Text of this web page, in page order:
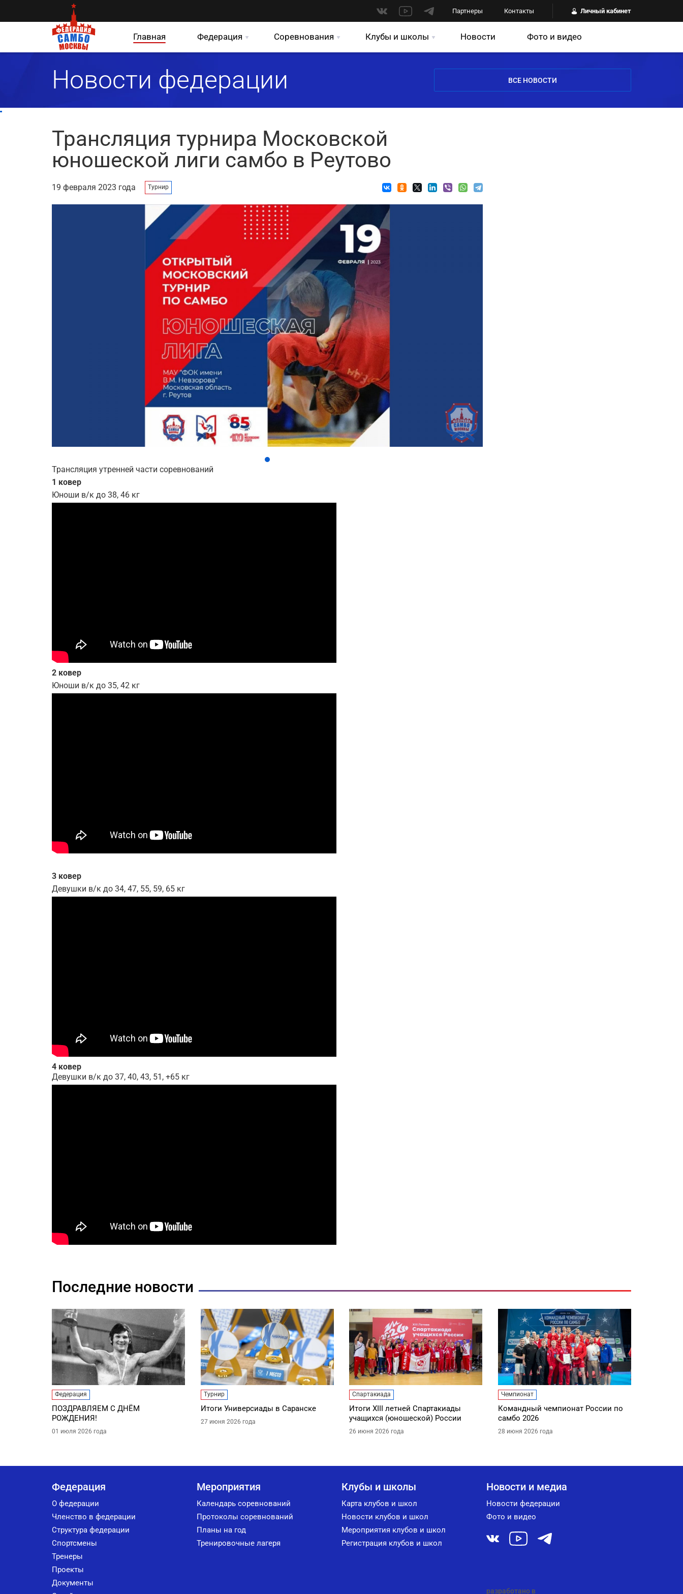
Партнеры Контакты Личный кабинет
Главная Федерация Соревнования Клубы и школы Новости Фото и видео
Новости федерации ВСЕ НОВОСТИ
Трансляция турнира Московской
юношеской лиги самбо в Реутово
19 февраля 2023 года Турнир
Трансляция утренней части соревнований
1 ковер
Юноши в/к до 38, 46 кг
2 ковер
Юноши в/к до 35, 42 кг
3 ковер
Девушки в/к до 34, 47, 55, 59, 65 кг
4 ковер
Девушки в/к до 37, 40, 43, 51, +65 кг
Последние новости
Федерация
ПОЗДРАВЛЯЕМ С ДНЁМ
РОЖДЕНИЯ!
01 июля 2026 года
Турнир
Итоги Универсиады в Саранске
27 июня 2026 года
Спартакиада
Итоги XIII летней Спартакиады
учащихся (юношеской) России
26 июня 2026 года
Чемпионат
Командный чемпионат России по
самбо 2026
28 июня 2026 года
Федерация
О федерации
Членство в федерации
Структура федерации
Спортсмены
Тренеры
Проекты
Документы
Мероприятия
Календарь соревнований
Протоколы соревнований
Планы на год
Тренировочные лагеря
Клубы и школы
Карта клубов и школ
Новости клубов и школ
Мероприятия клубов и школ
Регистрация клубов и школ
Новости и медиа
Новости федерации
Фото и видео
разработано в